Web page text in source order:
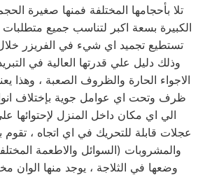
تلا بأحجامها المختلفة فمنها صغيرة
الكبيرة بسعة اكبر لتناسب جميع
وذلك دليل علي قدرتها العالية في
الاجواء الحارة والظروف الصعبة ، وهذا
ظرف وتحت اي عوامل جوية بإختلاف
الي اي مكان داخل المنزل لإحتوائها
عجلات قابلة للتحريك في اي اتجاه ، تقوم
والمشروبات (السوائل والاطعمة
وضعها في الثلاجة ، يوجد منها الوان